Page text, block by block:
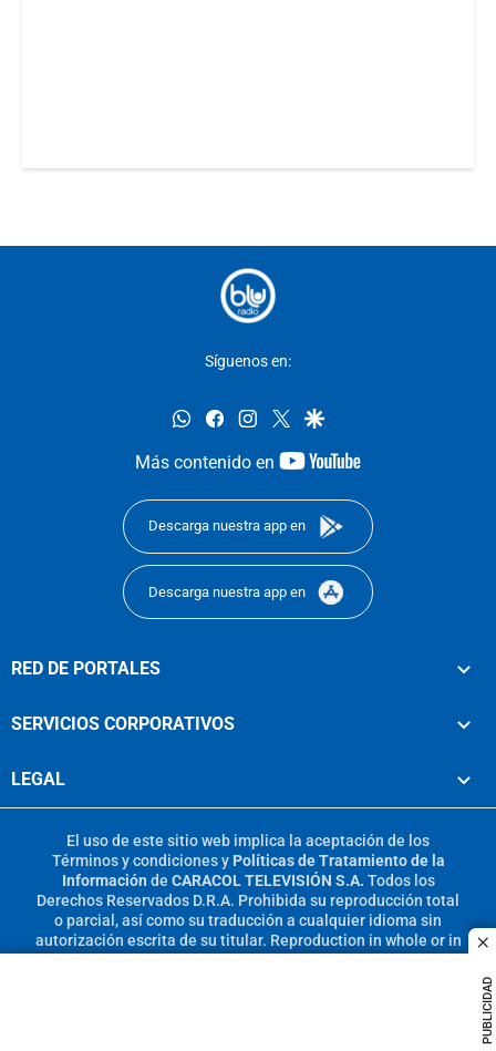
PUBLICIDAD
Síguenos en:
whatsappfacebookinstagram
twittergoogle
Más contenido en
youtube-
Descarga nuestra app en
Descarga nuestra app en
RED DE PORTALES
SERVICIOS CORPORATIVOS
LEGAL
El uso de este sitio web implica la aceptación de los
Términos y condicionesy Políticas de Tratamiento de la
Información de CARACOL TELEVISIÓN S.A. Todos los
Derechos Reservados D.R.A. Prohibida su reproducción total
o parcial, así como su traducción a cualquier idioma sin
autorización escrita de su titular. Reproduction in whole or in